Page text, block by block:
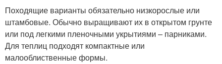
Походящие варианты обязательно низкорослые или
штамбовые. Обычно выращивают их в открытом грунте
или под легкими пленочными укрытиями – парниками.
Для теплиц подходят компактные или
малооблиственные формы.